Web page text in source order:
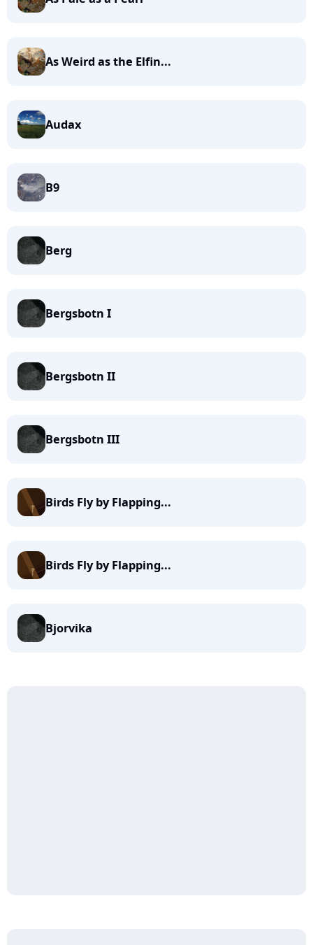
As Weird as the Elfin...
Audax
B9
Berg
Bergsbotn I
Bergsbotn II
Bergsbotn III
Birds Fly by Flapping...
Birds Fly by Flapping...
Bjorvika